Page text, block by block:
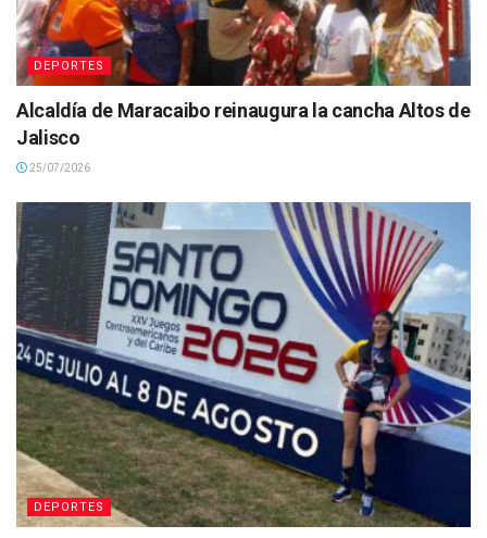
DEPORTES
Alcaldía de Maracaibo reinaugura la cancha Altos de
Jalisco
25/07/2026
DEPORTES